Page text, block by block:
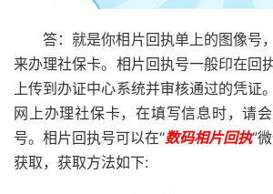
答：就是你相片回执单上的图像号
来办理社保卡。相片回执号一般印在回
上传到办证中心系统并审核通过的凭证
网上办理社保卡，在填写信息时，请
号。相片回执号可以在“数码相片回执”
获取，获取方法如下: